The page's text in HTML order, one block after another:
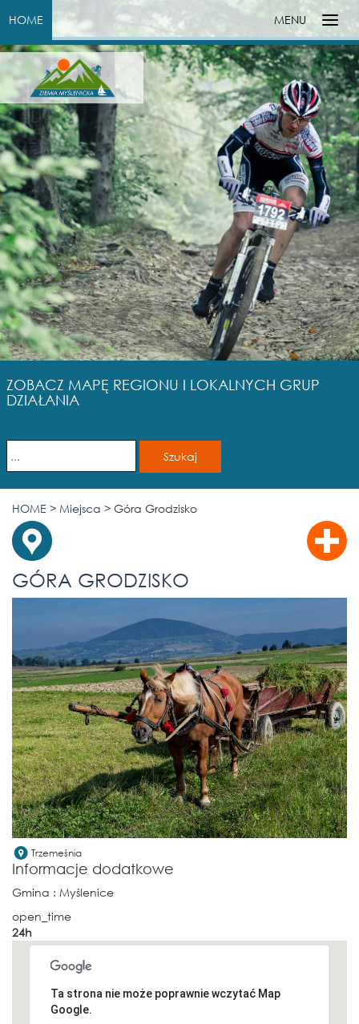
HOME MENU
ZOBACZ MAPĘ REGIONU I LOKALNYCH GRUP
DZIAŁANIA
HOME > Miejsca > Góra Grodzisko
GÓRA GRODZISKO
Trzemeśnia
Informacje dodatkowe
Gmina : Myślenice
open_time
24h
Ta strona nie może poprawnie wczytać Map
Google.